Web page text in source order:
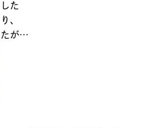
た
、
たが…